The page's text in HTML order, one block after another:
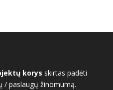
korys skirtas padėti
/ paslaugų žinomumą.